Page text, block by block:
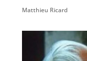
Matthieu Ricard